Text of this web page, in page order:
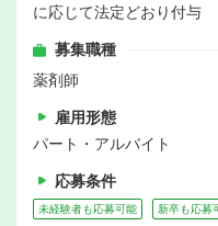
に応じて法定どおり付与
募集職種
薬剤師
雇用形態
パート・アルバイト
応募条件
未経験者も応募可能 新卒も応募